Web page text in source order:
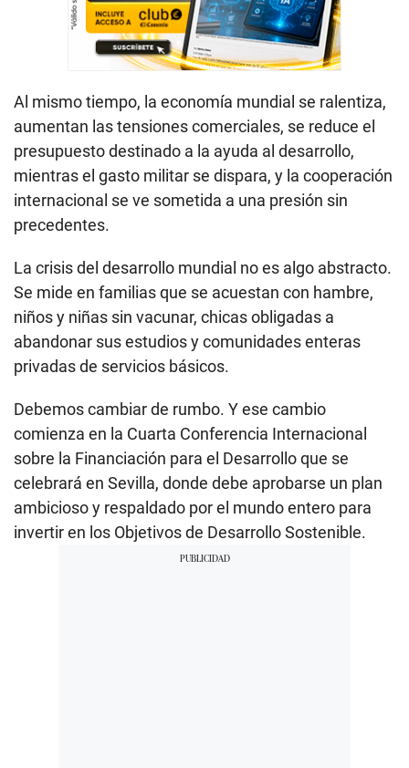
Al mismo tiempo, la economía mundial se ralentiza,
aumentan las tensiones comerciales, se reduce el
presupuesto destinado a la ayuda al desarrollo,
mientras el gasto militar se dispara, y la cooperación
internacional se ve sometida a una presión sin
precedentes.
La crisis del desarrollo mundial no es algo abstracto.
Se mide en familias que se acuestan con hambre,
niños y niñas sin vacunar, chicas obligadas a
abandonar sus estudios y comunidades enteras
privadas de servicios básicos.
Debemos cambiar de rumbo. Y ese cambio
comienza en la Cuarta Conferencia Internacional
sobre la Financiación para el Desarrollo que se
celebrará en Sevilla, donde debe aprobarse un plan
ambicioso y respaldado por el mundo entero para
invertir en los Objetivos de Desarrollo Sostenible.